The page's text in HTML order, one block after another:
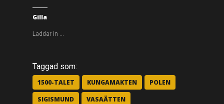
k
a
f
r
e
l
a
p
å
F
a
Gilla
Laddar in …
Taggad som:
1500-TALET KUNGAMAKTEN
POLEN
SIGISMUND
VASAÄTTEN